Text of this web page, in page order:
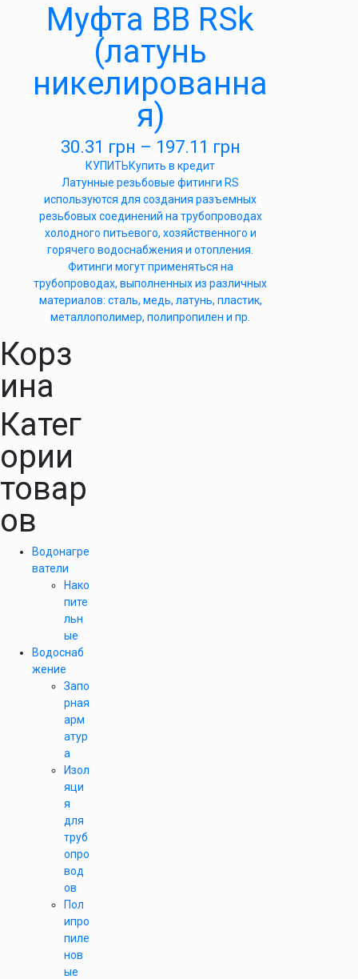
Муфта ВВ RSk
(латунь
никелированна
я)
30.31 грн – 197.11 грн
КУПИТЬКупить в кредит
Латунные резьбовые фитинги RS
используются для создания разъемных
резьбовых соединений на трубопроводах
холодного питьевого, хозяйственного и
горячего водоснабжения и отопления.
Фитинги могут применяться на
трубопроводах, выполненных из различных
материалов: сталь, медь, латунь, пластик,
металлополимер, полипропилен и пр.
Корз
ина
Катег
ории
товар
ов
Водонагре
ватели
Нако
пите
льн
ые
Водоснаб
жение
Запо
рная
арм
атур
а
Изол
яци
я
для
труб
опро
вод
ов
Пол
ипро
пиле
нов
ые